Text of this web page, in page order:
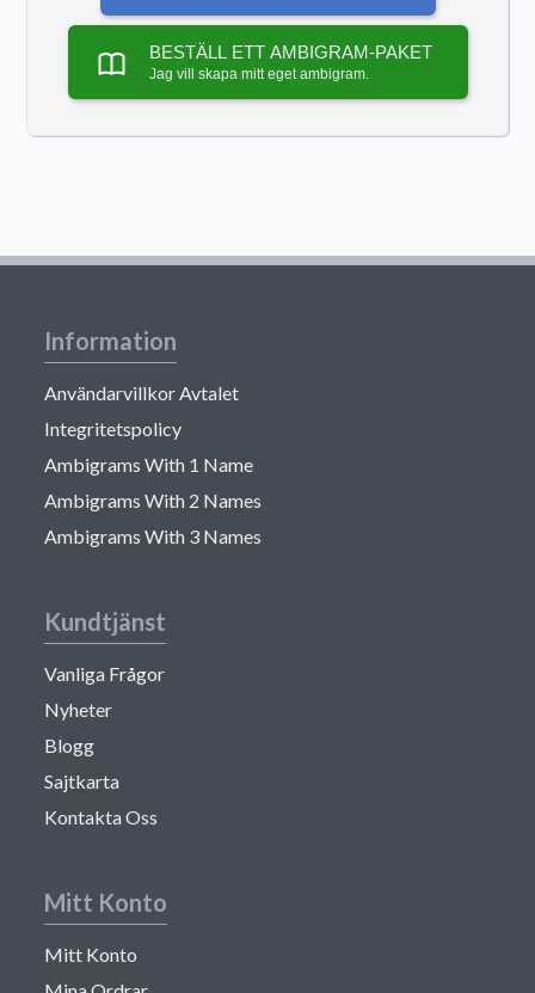
BESTÄLL ETT AMBIGRAM-PAKET
Jag vill skapa mitt eget ambigram.
Information
Användarvillkor Avtalet
Integritetspolicy
Ambigrams With 1 Name
Ambigrams With 2 Names
Ambigrams With 3 Names
Kundtjänst
Vanliga Frågor
Nyheter
Blogg
Sajtkarta
Kontakta Oss
Mitt Konto
Mitt Konto